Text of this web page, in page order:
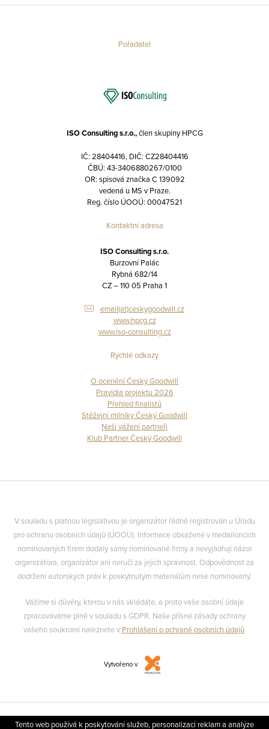
Pořadatel
ISO Consulting s.r.o.,člen skupiny HPCG
IČ: 28404416, DIČ: CZ28404416
ČBÚ: 43-3406880267/0100
OR: spisová značka C 139092
vedená u MS v Praze.
Reg. číslo ÚOOÚ: 00047521
Kontaktní adresa
ISO Consulting s.r.o.
Burzovní Palác
Rybná 682/14
CZ – 110 05 Praha 1
email(at)ceskygoodwill.cz
www.hpcg.cz
www.iso-consulting.cz
Rychlé odkazy
O ocenění Český Goodwill
Pravidla projektu 2026
Přehled finalistů
Stěžejní milníky Český Goodwill
Naši vážení partneři
Klub Partner Český Goodwill
V souladu s platnou legislativou je organizátor řádně registrován u Úřadu
pro ochranu osobních údajů (ÚOOÚ). Informace obsažené v medailoncích
nominovaných firem dodaly samy nominované firmy a nevyjadřují názor
organizátora, organizátor ani neručí za jejich správnost. Odpovědnost za
dodržení autorských práv k poskytnutým materiálům nese nominovaný.
Vážíme si důvěry, kterou v nás vkládáte, a proto vaše osobní údaje
zpracováváme plně v souladu s GDPR. Naše přísné zásady ochrany
vašeho soukromí naleznete v Prohlášení o ochraně osobních údajů.
Vytvořeno v
Tento web používá k poskytování služeb, personalizaci reklam a analýze